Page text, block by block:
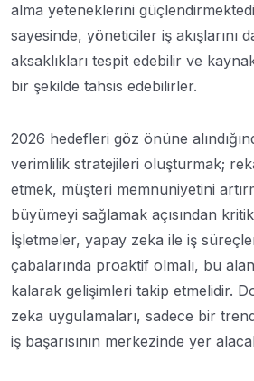
alma yeteneklerini
sayesinde, yöneticiler iş akışlarını
aksaklıkları tespit edebilir ve
bir şekilde tahsis edebilirler.
2026 hedefleri göz önüne
verimlilik stratejileri oluşturmak;
etmek, müşteri memnuniyetini
büyümeyi sağlamak açısından
İşletmeler, yapay zeka ile iş
çabalarında proaktif olmalı, bu
kalarak gelişimleri takip etmelidir.
zeka uygulamaları, sadece bir
iş başarısının merkezinde yer